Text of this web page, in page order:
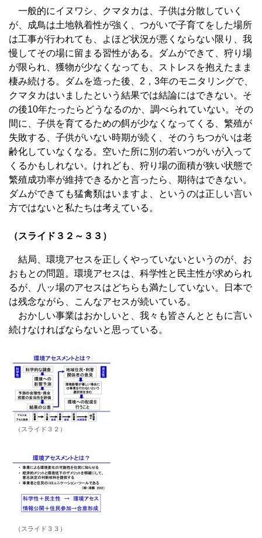
一般的にイヌワシ、クマタカは、子供は分散していく
が、成鳥は土地執着性が強く、つがいで子育てをした場所
は工事が行われても、よほど状況が悪くならない限り、我
慢してその場に留まる習性がある。ダムができて、狩り場
が限られ、獲物が少なくなっても、ストレスを抱えたまま
棲み続ける。ダムを造った後、2，3年のモニタリングで、
クマタカはいましたという結果では結論にはできない。そ
の後10年たったらどうなるのか、調べられていない。その
間に、子供を育てるための餌が少なくなってくる、繁殖が
失敗する、子供がいない時期が続く、そのうちつがいは老
齢化していなくなる。空いた所に別の若いつがいが入って
くるかもしれない。けれども、狩り場の面積が狭い状態で
繁殖成功率が維持できるかと言ったら、期待はできない。
ダムができても猛禽類はいますよ、というのは正しい言い
方ではないと私たちは考えている。
（スライド３２～３３）
結局、環境アセスを正しくやっていないというのが、お
おもとの問題。環境アセスは、科学性と民主性が求められ
るが、八ッ場のアセスはどちらも満たしていない。日本で
は残念ながら、こんなアセスが続いている。
おかしい事業はおかしいと、我々も皆さんとともに言い
続けなければならないと思っている。
（スライド３２）
（スライド３３）